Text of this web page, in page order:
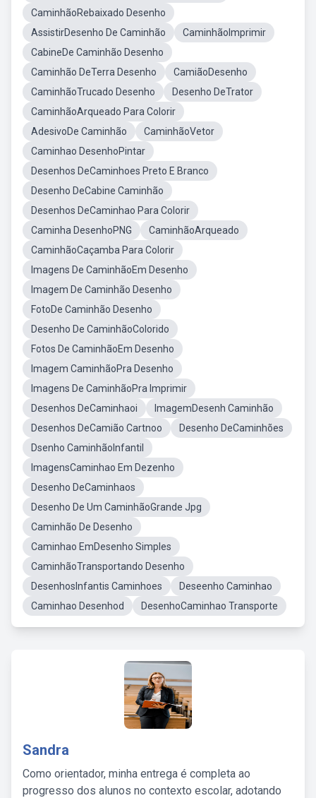
CaminhãoRebaixado Desenho
AssistirDesenho De Caminhão
CaminhãoImprimir
CabineDe Caminhão Desenho
Caminhão DeTerra Desenho
CamiãoDesenho
CaminhãoTrucado Desenho
Desenho DeTrator
CaminhãoArqueado Para Colorir
AdesivoDe Caminhão
CaminhãoVetor
Caminhao DesenhoPintar
Desenhos DeCaminhoes Preto E Branco
Desenho DeCabine Caminhão
Desenhos DeCaminhao Para Colorir
Caminha DesenhoPNG
CaminhãoArqueado
CaminhãoCaçamba Para Colorir
Imagens De CaminhãoEm Desenho
Imagem De Caminhão Desenho
FotoDe Caminhão Desenho
Desenho De CaminhãoColorido
Fotos De CaminhãoEm Desenho
Imagem CaminhãoPra Desenho
Imagens De CaminhãoPra Imprimir
Desenhos DeCaminhaoi
ImagemDesenh Caminhão
Desenhos DeCamião Cartnoo
Desenho DeCaminhões
Dsenho CaminhãoInfantil
ImagensCaminhao Em Dezenho
Desenho DeCaminhaos
Desenho De Um CaminhãoGrande Jpg
Caminhão De Desenho
Caminhao EmDesenho Simples
CaminhãoTransportando Desenho
DesenhosInfantis Caminhoes
Deseenho Caminhao
Caminhao Desenhod
DesenhoCaminhao Transporte
Sandra
Como orientador, minha entrega é completa ao
progresso dos alunos no contexto escolar, adotando